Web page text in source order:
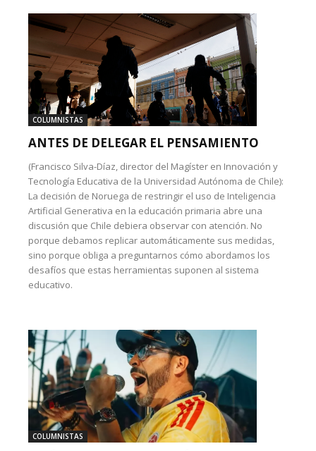
COLUMNISTAS
ANTES DE DELEGAR EL PENSAMIENTO
(Francisco Silva-Díaz, director del Magíster en Innovación y
Tecnología Educativa de la Universidad Autónoma de Chile):
La decisión de Noruega de restringir el uso de Inteligencia
Artificial Generativa en la educación primaria abre una
discusión que Chile debiera observar con atención. No
porque debamos replicar automáticamente sus medidas,
sino porque obliga a preguntarnos cómo abordamos los
desafíos que estas herramientas suponen al sistema
educativo.
COLUMNISTAS